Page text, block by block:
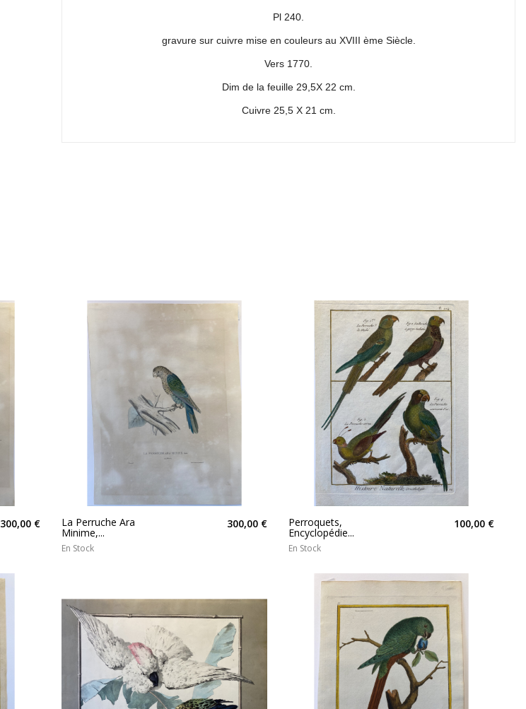
Pl 240.
gravure sur cuivre mise en couleurs au XVIII ème Siècle.
Vers 1770.
Dim de la feuille 29,5X 22 cm.
Cuivre 25,5 X 21 cm.
300,00 € La Perruche Ara
Minime,...
300,00 €
En Stock
Perroquets,
Encyclopédie...
100,00 €
En Stock